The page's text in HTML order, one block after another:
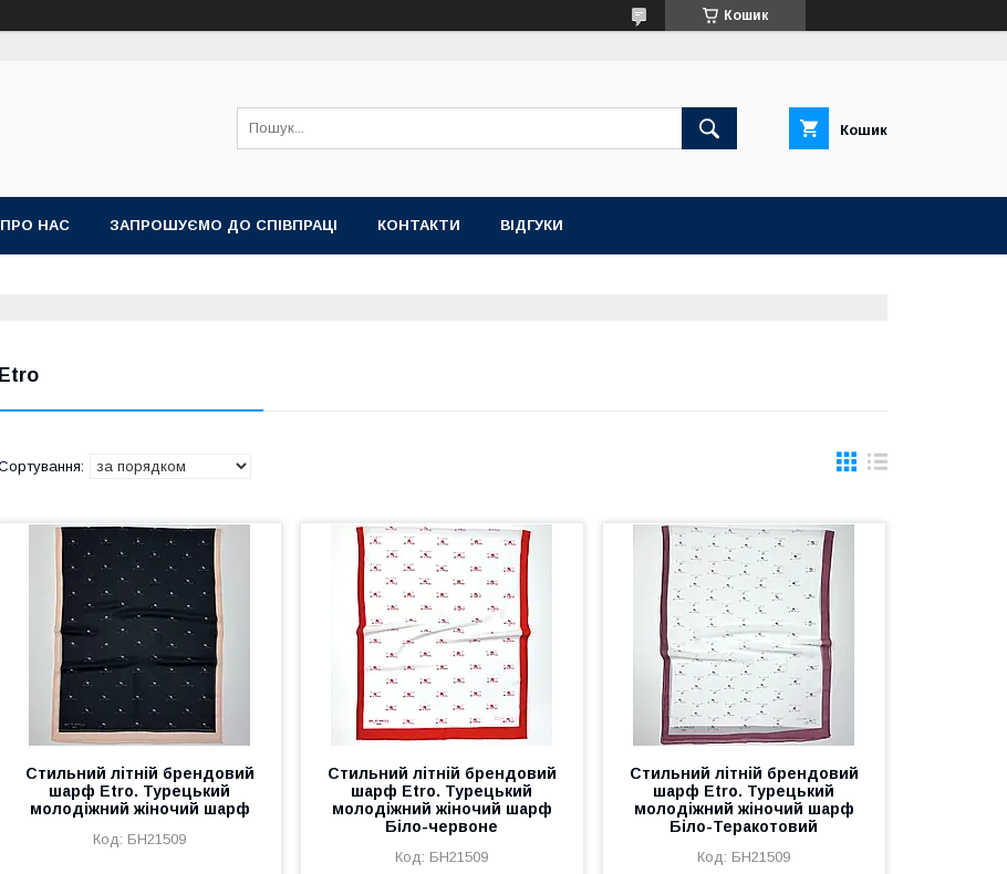
Кошик
Кошик
ПРО НАС ЗАПРОШУЄМО ДО СПІВПРАЦІ КОНТАКТИ ВІДГУКИ
Etro
Стильний літній брендовий
шарф Etro. Турецький
молодіжний жіночий шарф
БН21509
Стильний літній брендовий
шарф Etro. Турецький
молодіжний жіночий шарф
Біло-червоне
БН21509
Стильний літній брендовий
шарф Etro. Турецький
молодіжний жіночий шарф
Біло-Теракотовий
БН21509